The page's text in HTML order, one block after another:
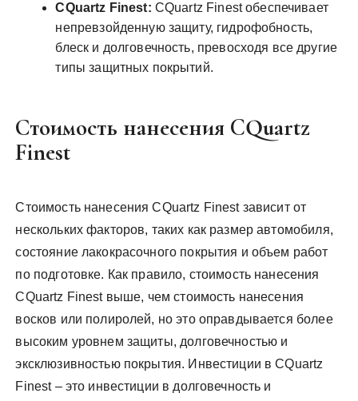
CQuartz Finest: CQuartz Finest обеспечивает
непревзойденную защиту, гидрофобность,
блеск и долговечность, превосходя все другие
типы защитных покрытий.
Стоимость нанесения CQuartz
Finest
Стоимость нанесения CQuartz Finest зависит от
нескольких факторов, таких как размер автомобиля,
состояние лакокрасочного покрытия и объем работ
по подготовке. Как правило, стоимость нанесения
CQuartz Finest выше, чем стоимость нанесения
восков или полиролей, но это оправдывается более
высоким уровнем защиты, долговечностью и
эксклюзивностью покрытия. Инвестиции в CQuartz
Finest – это инвестиции в долговечность и